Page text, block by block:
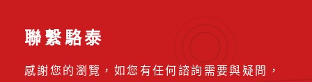
聯繫駱泰
感謝您的瀏覽，如您有任何諮詢需要與疑問，